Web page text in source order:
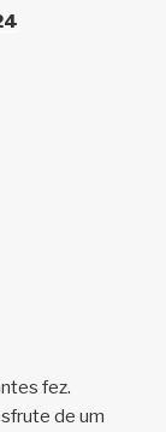
fez.
de um